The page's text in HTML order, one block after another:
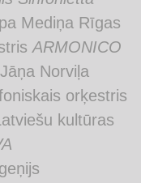
Mediņa Rīgas
ARMONICO
Norviļa
orķestris
kultūras